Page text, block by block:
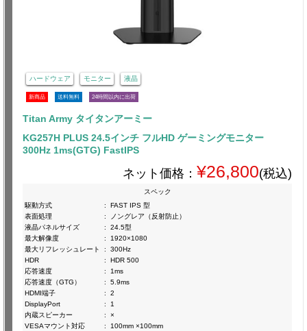
ハードウェア モニター 液晶
新商品 送料無料 24時間以内に出荷
Titan Army タイタンアーミー
KG257H PLUS 24.5インチ フルHD ゲーミングモニター
300Hz 1ms(GTG) FastIPS
ネット価格： ¥26,800(税込)
スペック
駆動方式
:
FAST IPS 型
表面処理
:
ノングレア（反射防止）
液晶パネルサイズ
:
24.5型
最大解像度
:
1920×1080
最大リフレッシュレート
:
300Hz
HDR
:
HDR 500
応答速度
:
1ms
応答速度（GTG）
:
5.9ms
HDMI端子
:
2
DisplayPort
:
1
内蔵スピーカー
:
×
VESAマウント対応
:
100mm ×100mm